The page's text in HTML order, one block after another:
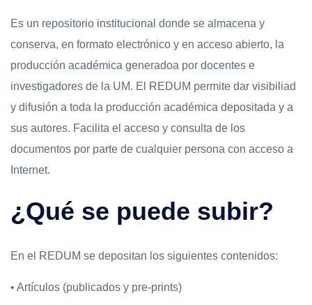
Es un repositorio institucional donde se almacena y
conserva, en formato electrónico y en acceso abierto, la
producción académica generadoa por docentes e
investigadores de la UM. El REDUM permite dar visibiliad
y difusión a toda la producción académica depositada y a
sus autores. Facilita el acceso y consulta de los
documentos por parte de cualquier persona con acceso a
Internet.
¿Qué se puede subir?
En el REDUM se depositan los siguientes contenidos:
• Artículos (publicados y pre-prints)